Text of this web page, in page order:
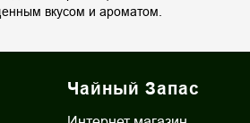
вкусом и ароматом.
Чайный Запас